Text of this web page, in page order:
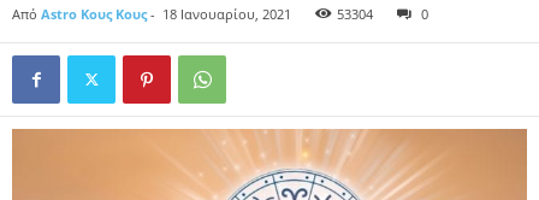
Από Astro Κους Κους- 18 Ιανουαρίου, 2021 53304 0